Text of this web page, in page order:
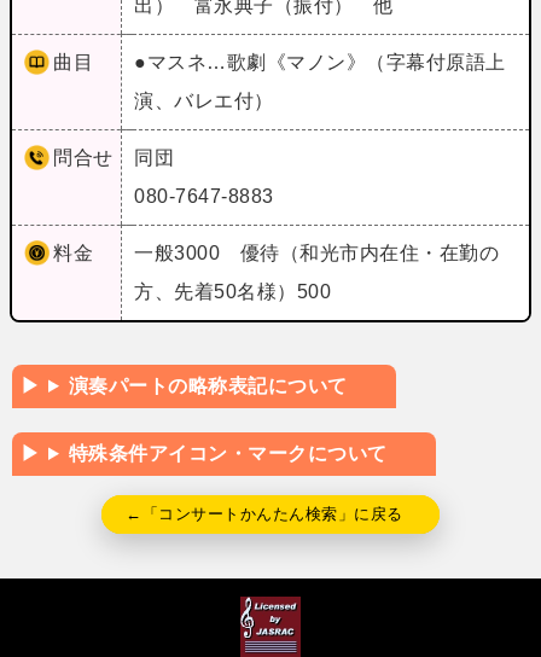
出） 富永典子（振付） 他
曲目
●マスネ…歌劇《マノン》（字幕付原語上
演、バレエ付）
問合せ
同団
080-7647-8883
料金
一般3000 優待（和光市内在住・在勤の
方、先着50名様）500
演奏パートの略称表記について
特殊条件アイコン・マークについて
←「コンサートかんたん検索」に戻る